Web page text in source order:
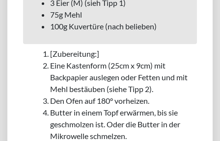
3 Eier (M) (sieh Tipp 1)
75g Mehl
100g Kuvertüre (nach belieben)
[Zubereitung:]
Eine Kastenform (25cm x 9cm) mit
Backpapier auslegen oder Fetten und mit
Mehl bestäuben (siehe Tipp 2).
Den Ofen auf 180° vorheizen.
Butter in einem Topf erwärmen, bis sie
geschmolzen ist. Oder die Butter in der
Mikrowelle schmelzen.